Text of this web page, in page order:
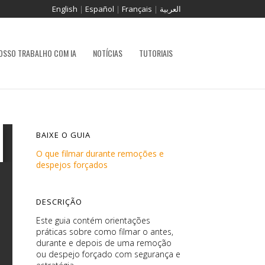
English | Español | Français | العربية
TRABALHO COM IA NOTÍCIAS TUTORIAIS
BAIXE O GUIA
O que filmar durante remoções e
despejos forçados
DESCRIÇÃO
Este guia contém orientações
práticas sobre como filmar o antes,
durante e depois de uma remoção
ou despejo forçado com segurança e